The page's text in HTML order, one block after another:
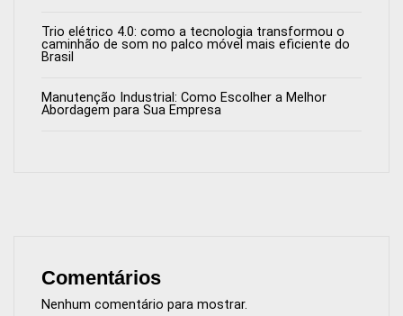
Trio elétrico 4.0: como a tecnologia transformou o
caminhão de som no palco móvel mais eficiente do
Brasil
Manutenção Industrial: Como Escolher a Melhor
Abordagem para Sua Empresa
Comentários
Nenhum comentário para mostrar.